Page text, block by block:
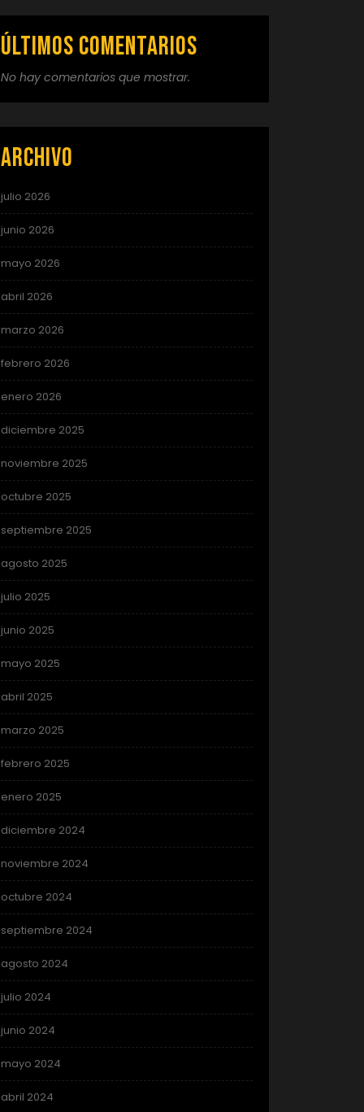
Últimos comentarios
No hay comentarios que mostrar.
Archivo
julio 2026
junio 2026
mayo 2026
abril 2026
marzo 2026
febrero 2026
enero 2026
diciembre 2025
noviembre 2025
octubre 2025
septiembre 2025
agosto 2025
julio 2025
junio 2025
mayo 2025
abril 2025
marzo 2025
febrero 2025
enero 2025
diciembre 2024
noviembre 2024
octubre 2024
septiembre 2024
agosto 2024
julio 2024
junio 2024
mayo 2024
abril 2024